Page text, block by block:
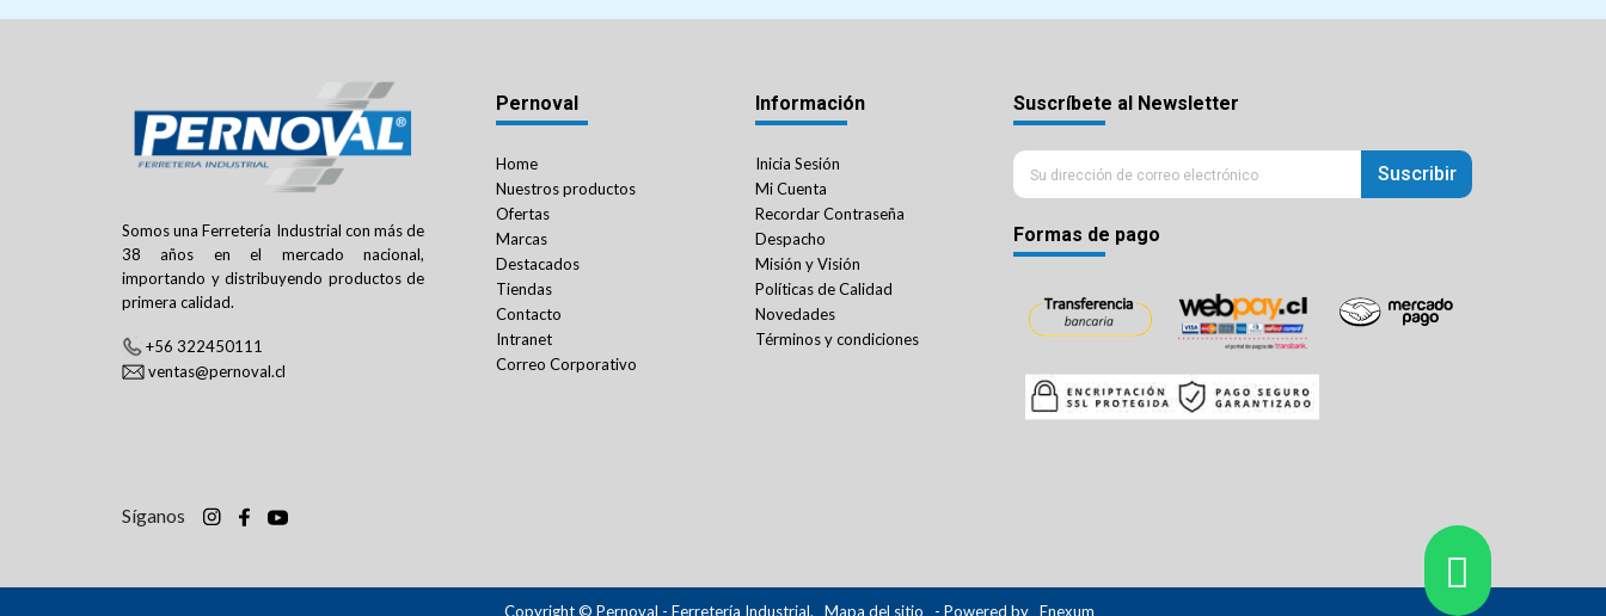
Somos una Ferretería Industrial con más de
38 años en el mercado nacional,
importando y distribuyendo productos de
primera calidad.
+56 322450111
ventas@pernoval.cl
Síganos
Pernoval
Home
Nuestros productos
Ofertas
Marcas
Destacados
Tiendas
Contacto
Intranet
Correo Corporativo
Información
Inicia Sesión
Mi Cuenta
Recordar Contraseña
Despacho
Misión y Visión
Políticas de Calidad
Novedades
Términos y condiciones
Suscríbete al Newsletter
Suscribir
Formas de pago
Copyright © Pernoval - Ferretería Industrial. Mapa del sitio - Powered by Enexum